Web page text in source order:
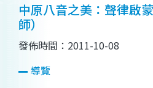
中原八音之美：聲律啟
師）
發佈時間：2011-10-08
導覽